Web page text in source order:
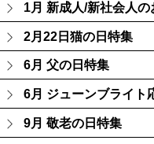
1月 新成人/新社会人の
2月22日猫の日特集
6月 父の日特集
6月 ジューンブライト
9月 敬老の日特集